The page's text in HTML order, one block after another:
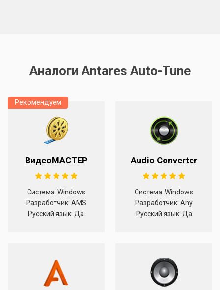
Аналоги Antares Auto-Tune
Рекомендуем
ВидеоМАСТЕР
Система: Windows
Разработчик: AMS
Русский язык: Да
Audio Converter
Система: Windows
Разработчик: Any
Русский язык: Да